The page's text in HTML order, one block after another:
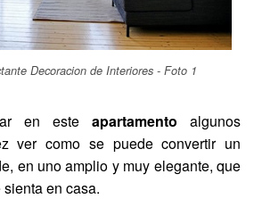
Decoracion de Interiores - Foto 1
en este apartamento algunos
ver como se puede convertir un
en uno amplio y muy elegante, que
en casa.